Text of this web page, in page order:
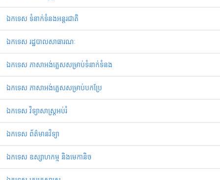
ឯកទេស ទំនាក់ទំនងអន្តរជាតិ
ឯកទេស រដ្ឋបាលសាធារណៈ
ឯកទេស ភាសាអង់គ្លេសសម្រាប់ទំនាក់ទំនង
ឯកទេស ភាសាអង់គ្លេសសម្រាប់បកប្រែ
ឯកទេស វិទ្យាសាស្ត្រអប់រំ
ឯកទេស ព័ត៌មានវិទ្យា
ឯកទេស ឧស្សាហកម្ម និងមេកានិច